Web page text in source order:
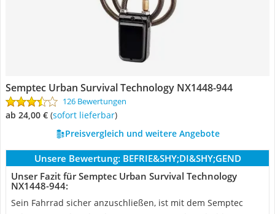
Semptec Urban Survival Technology NX1448-944
126 Bewertungen
ab 24,00 € ( Sofort lieferbar)
Preisvergleich und weitere Angebote
Unsere Bewertung: BEFRIE&SHY;DI&SHY;GEND
Unser Fazit für Semptec Urban Survival Technology
NX1448-944:
Sein Fahrrad sicher anzuschließen, ist mit dem Semptec